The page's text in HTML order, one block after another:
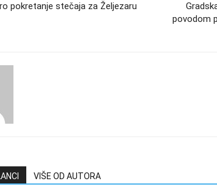
pokretanje stečaja za Željezaru
povodom
VIŠE OD AUTORA